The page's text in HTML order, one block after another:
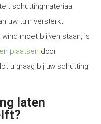
schuttingmateriaal
uw tuin versterkt.
moet blijven staan, is
plaatsen door
u graag bij uw schutting
laten